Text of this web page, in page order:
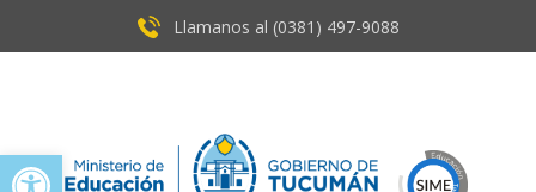
Open toolbar
Llamanos al (0381) ​497-9088